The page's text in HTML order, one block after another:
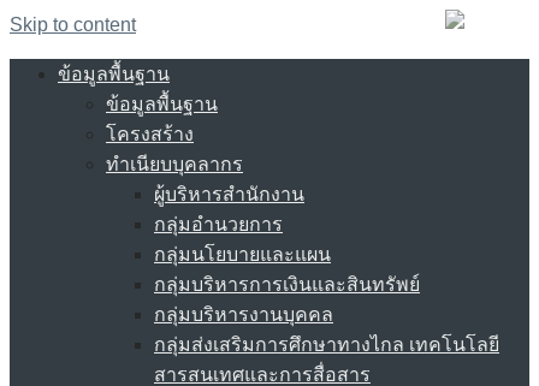
Skip to content
ข้อมูลพื้นฐาน
ข้อมูลพื้นฐาน
โครงสร้าง
ทำเนียบบุคลากร
ผู้บริหารสำนักงาน
กลุ่มอำนวยการ
กลุ่มนโยบายและแผน
กลุ่มบริหารการเงินและสินทรัพย์
กลุ่มบริหารงานบุคคล
กลุ่มส่งเสริมการศึกษาทางไกล เทคโนโลยี
สารสนเทศและการสื่อสาร